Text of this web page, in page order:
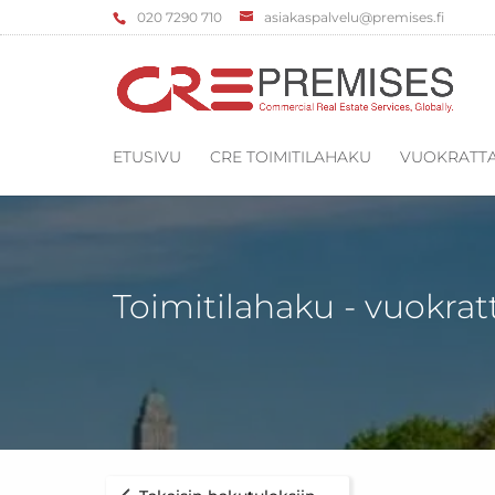
‌020 7290 710 asiakaspalvelu@premises.fi
ETUSIVU CRE TOIMITILAHAKU
Toimitilahaku -